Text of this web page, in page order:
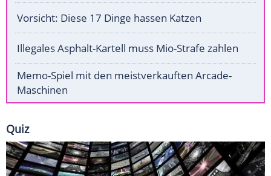
Vorsicht: Diese 17 Dinge hassen Katzen
Illegales Asphalt-Kartell muss Mio-Strafe zahlen
Memo-Spiel mit den meistverkauften Arcade-
Maschinen
Quiz